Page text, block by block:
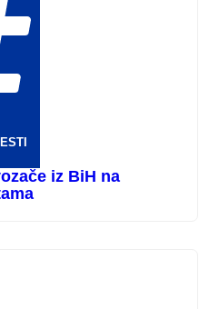
iz BiH na